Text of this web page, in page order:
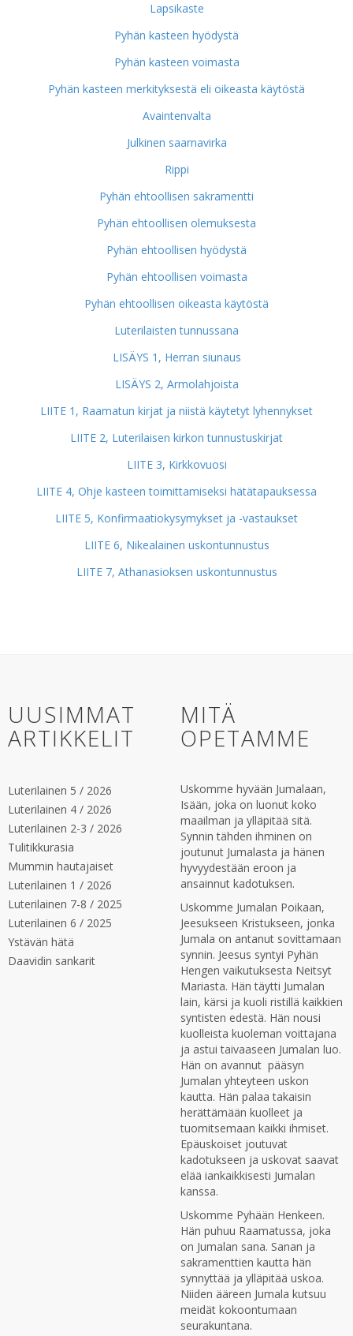
Lapsikaste
Pyhän kasteen hyödystä
Pyhän kasteen voimasta
Pyhän kasteen merkityksestä eli oikeasta käytöstä
Avaintenvalta
Julkinen saarnavirka
Rippi
Pyhän ehtoollisen sakramentti
Pyhän ehtoollisen olemuksesta
Pyhän ehtoollisen hyödystä
Pyhän ehtoollisen voimasta
Pyhän ehtoollisen oikeasta käytöstä
Luterilaisten tunnussana
LISÄYS 1, Herran siunaus
LISÄYS 2, Armolahjoista
LIITE 1, Raamatun kirjat ja niistä käytetyt lyhennykset
LIITE 2, Luterilaisen kirkon tunnustuskirjat
LIITE 3, Kirkkovuosi
LIITE 4, Ohje kasteen toimittamiseksi hätätapauksessa
LIITE 5, Konfirmaatiokysymykset ja -vastaukset
LIITE 6, Nikealainen uskontunnustus
LIITE 7, Athanasioksen uskontunnustus
UUSIMMAT
ARTIKKELIT
Luterilainen 5 / 2026
Luterilainen 4 / 2026
Luterilainen 2-3 / 2026
Tulitikkurasia
Mummin hautajaiset
Luterilainen 1 / 2026
Luterilainen 7-8 / 2025
Luterilainen 6 / 2025
Ystävän hätä
Daavidin sankarit
MITÄ
OPETAMME
Uskomme hyvään Jumalaan,
Isään, joka on luonut koko
maailman ja ylläpitää sitä.
Synnin tähden ihminen on
joutunut Jumalasta ja hänen
hyvyydestään eroon ja
ansainnut kadotuksen.
Uskomme Jumalan Poikaan,
Jeesukseen Kristukseen, jonka
Jumala on antanut sovittamaan
synnin. Jeesus syntyi Pyhän
Hengen vaikutuksesta Neitsyt
Mariasta. Hän täytti Jumalan
lain, kärsi ja kuoli ristillä kaikkien
syntisten edestä. Hän nousi
kuolleista kuoleman voittajana
ja astui taivaaseen Jumalan luo.
Hän on avannut pääsyn
Jumalan yhteyteen uskon
kautta. Hän palaa takaisin
herättämään kuolleet ja
tuomitsemaan kaikki ihmiset.
Epäuskoiset joutuvat
kadotukseen ja uskovat saavat
elää iankaikkisesti Jumalan
kanssa.
Uskomme Pyhään Henkeen.
Hän puhuu Raamatussa, joka
on Jumalan sana. Sanan ja
sakramenttien kautta hän
synnyttää ja ylläpitää uskoa.
Niiden ääreen Jumala kutsuu
meidät kokoontumaan
seurakuntana.